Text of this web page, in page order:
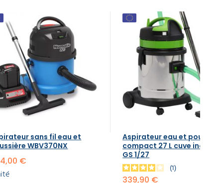
sans fil eau et
WBV370NX
€
Aspirateur eau et
compact 27 L cuve inox ICA
GS 1/27
1
339,90 €